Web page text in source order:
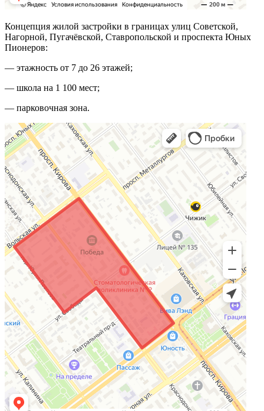
Концепция жилой застройки в границах улиц Советской,
Нагорной, Пугачёвской, Ставропольской и проспекта Юных
Пионеров:
— этажность от 7 до 26 этажей;
— школа на 1 100 мест;
— парковочная зона.